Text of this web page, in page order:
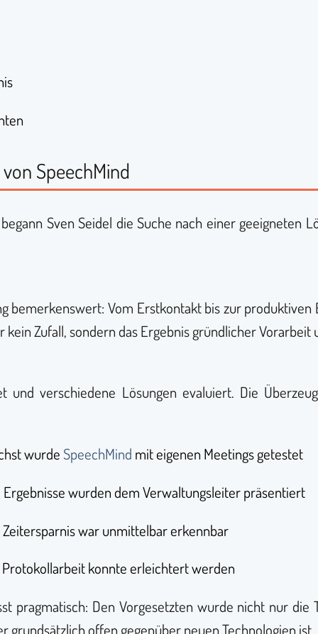
SpeechMind
Sven Seidel die Suche nach einer geeigneten
bemerkenswert: Vom Erstkontakt bis zur
Zufall, sondern das Ergebnis gründlicher
verschiedene Lösungen evaluiert. Die
wurde SpeechMind mit eigenen Meetings getestet
Ergebnisse wurden dem Verwaltungsleiter präsentiert
war unmittelbar erkennbar
Protokollarbeit konnte erleichtert werden
pragmatisch: Den Vorgesetzten wurde nicht nur
grundsätzlich offen gegenüber neuen Technologien